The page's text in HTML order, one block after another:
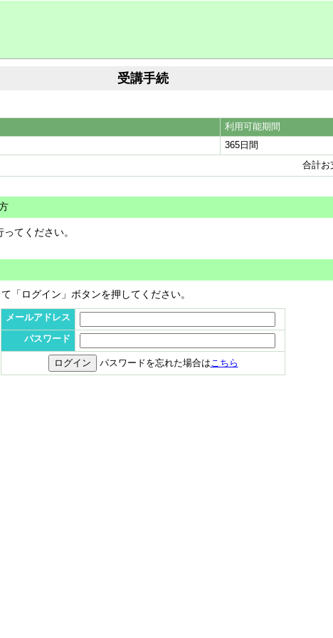
受講手続
利用可能期間
365日間
合計お
てください。
「ログイン」ボタンを押してください。
メールアドレス
パスワード
パスワードを忘れた場合はこちら